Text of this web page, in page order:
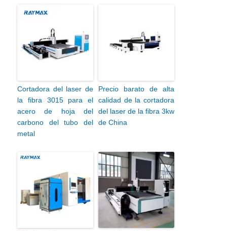
Cortadora del laser de
la fibra 3015 para el
acero de hoja del
carbono del tubo del
metal
Precio barato de alta
calidad de la cortadora
del laser de la fibra 3kw
de China